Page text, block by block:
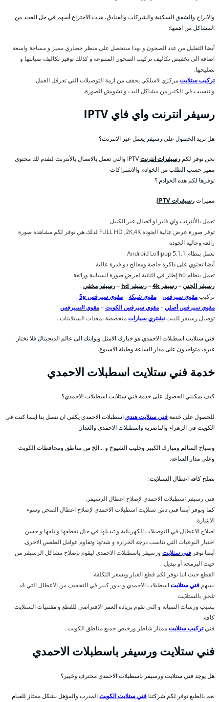
والابراج والشقق السكنية والشركات والفنادق، هذت الاختراع أسهم في حل العديد من
المشاكل من اهمها:
أيضا التقليل من عدد الصحون و بهذا ستحصل على منظر حضاري مميز و مساحة واسعة
اضافة الى تخفيض تكاليف تركيب الصحون المتنوعة و كذلك توفير تكاليف صيانتها و
تصليحها.
تركيب ستلايتمركزي لاسلكي يخفف من ازمة التوصيلات التي تعرقل العمل
و تتسبب في الكثير من مشاكل البث و تشويش الصورة.
رسيفر انترنت واي فاي IPTV
هل تريد الحصول على رسيفر يعمل عبر الانترنت؟
نحن نوفر لكم رسيفرات انترنت
IPTV والتي تعمل بالاتصال بالأنترنت لتقدم لك محتوى
مميز حسب الطلب من الخوادم والاشتراكات
توفرها لكم هذه الخوادم ؟
مميزاترسيفرات IPTV :
تعمل بالأنترنت واي فاير او اتصال عبر الكيبل
توفر صورة عرض عالية الجودة FULL HD ,2K,4K لذلك هي توفر لكم مشاهدة صورة
رائعة وعالية الجودة
تعمل بنظام Android Lollipop 5.1.1
أيضا تحتوي على ذاكرة خاصة ومعالج ذو قدرة عالية
تعمل بنظام 60 إطار في الثانية لعرض صورة انسيابية ورائعة
رسيفر الجني–رسيفر 4k –رسيفر hd –رسيفر مخفي.
تركيبمقوي سيرفس–مقوي شبكة –مقوي سيرفس 5g
.
مقوي سيرفس أصلي–مقوي سيرفس الكويت–مقوي السيرفس
توصيل رسيفر للبيتنشتري سياراتمتخصصة بمعدات الستلايتات .
فني ستلايت اسطبلات الاحمدي هو خيارك الامثل وبوابتك الى عالم الديجيتال فلا تختار
غيره، متواجدون على مدار الساعة وطيلة الاسبوع.
خدمة فني ستلايت اسطبلات الاحمدي
كيف يمكنني الحصول على خدمة فني ستلايت اسطبلات الاحمدي؟
للحصول على خدمةفني ستلايت هندياسطبلات الاحمدي يكفي ان تتصل بنا اينما كنت في
الكويت في الزهراء والناصرية واسطبلات الاحمدي والعدان
وصباح السالم ومبارك الكبير وجليب الشيوخ و …الخ من مناطق ومحافظات الكويت
وعلى مدار الساعة.
نصلح كافة اعطال الستلايت:
فني رسيفر اسطبلات الاحمدي لإصلاح اعطال الرسيفر.
كما ونوفر أيضا فني دش ستلايت اسطبلات الاحمدي لإصلاح اعطال الصحن وسوء
الاشارة.
اصلاح الاعطال في التوصيلات الكهربائية و تبديلها في حال تقطعها و تلفها و حسن
اختيار النوعيات التي تناسب درجة الحرارة و شدتها وتقاوم عوامل الطقس الاخرى.
أيضا نوفر فني ستلايت ورسيفر باسطبلات الاحمدي ليقوم بإصلاح مشاكل الرسيفر من
حيث البرمجة أو تبديل
القطع حيث اننا نوفر لكم قطع الغيار وبسعر التكلفة.
يسهم فني ستلايتاسطبلات الاحمدي و بدور كبير في التخفيف من الاعطال التي قد
تلحق بالستلايت
بسبب ورشات الصيانة و التي تقوم بزيادة العمر الافتراضي للقطع و مقتنيات الستلايت
كافة.
فنيتركيب ستلايتممتاز شاطر ورخيص جميع مناطق الكويت .
فني ستلايت ورسيفر باسطبلات الاحمدي
هل يوجد فني ستلايت ورسيفر باسطبلات الاحمدي محترف وخبير؟
نعم بالطبع توفر لكم شركتنا فني ستلايت الكويتالمدرب والمؤهل بشكل ممتاز للقيام